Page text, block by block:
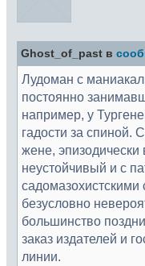
Ghost_of_past в
Лудоман с
постоянно
например, у
гадости за спиной.
жене, эпизодически
неустойчивый и с
садомазохистскими
безусловно
большинство
заказ издателей и
линии.